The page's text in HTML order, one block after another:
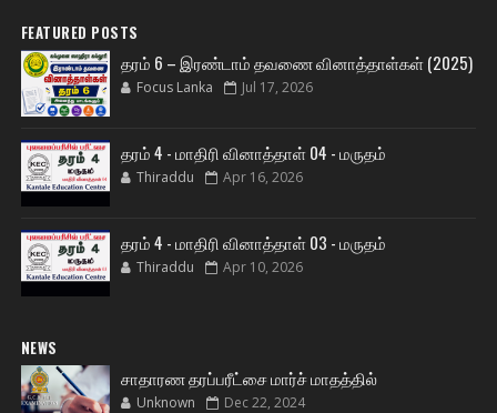
FEATURED POSTS
தரம் 6 – இரண்டாம் தவணை வினாத்தாள்கள் (2025)
Focus Lanka Jul 17, 2026
தரம் 4 - மாதிரி வினாத்தாள் 04 - மருதம்
Thiraddu Apr 16, 2026
தரம் 4 - மாதிரி வினாத்தாள் 03 - மருதம்
Thiraddu Apr 10, 2026
NEWS
சாதாரண தரப்பரீட்சை மார்ச் மாதத்தில்
Unknown Dec 22, 2024